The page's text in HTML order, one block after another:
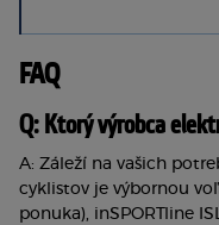
FAQ
Q: Ktorý výrobca
A: Záleží na vašich
cyklistov je výbornou
ponuka), inSPORTline